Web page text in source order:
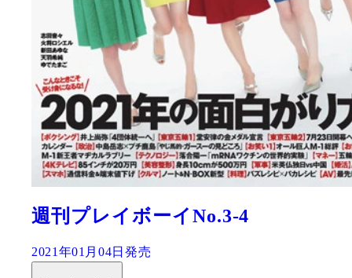
週刊プレイボーイNo.3-4
2021年01月04日発売